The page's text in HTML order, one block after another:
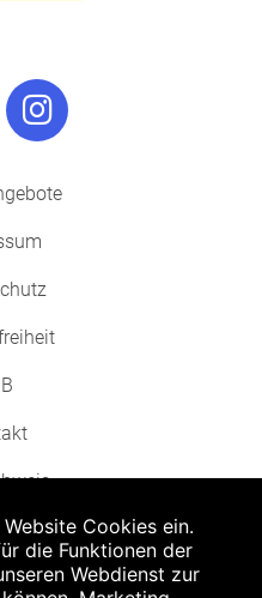
Cookies ein.
die Funktionen der
Webdienst zur